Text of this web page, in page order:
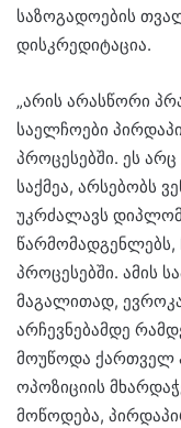
საზოგადოების
დისკრედიტაცია.
„არის არასწორი
საელჩოები
პროცესებში. ეს
საქმეა, არსებობს
უკრძალავს
პროცესებში. ამის
მაგალითად,
არჩევნებამდე
მოუწოდა ქართველ
ოპოზიციის
მოწოდება,